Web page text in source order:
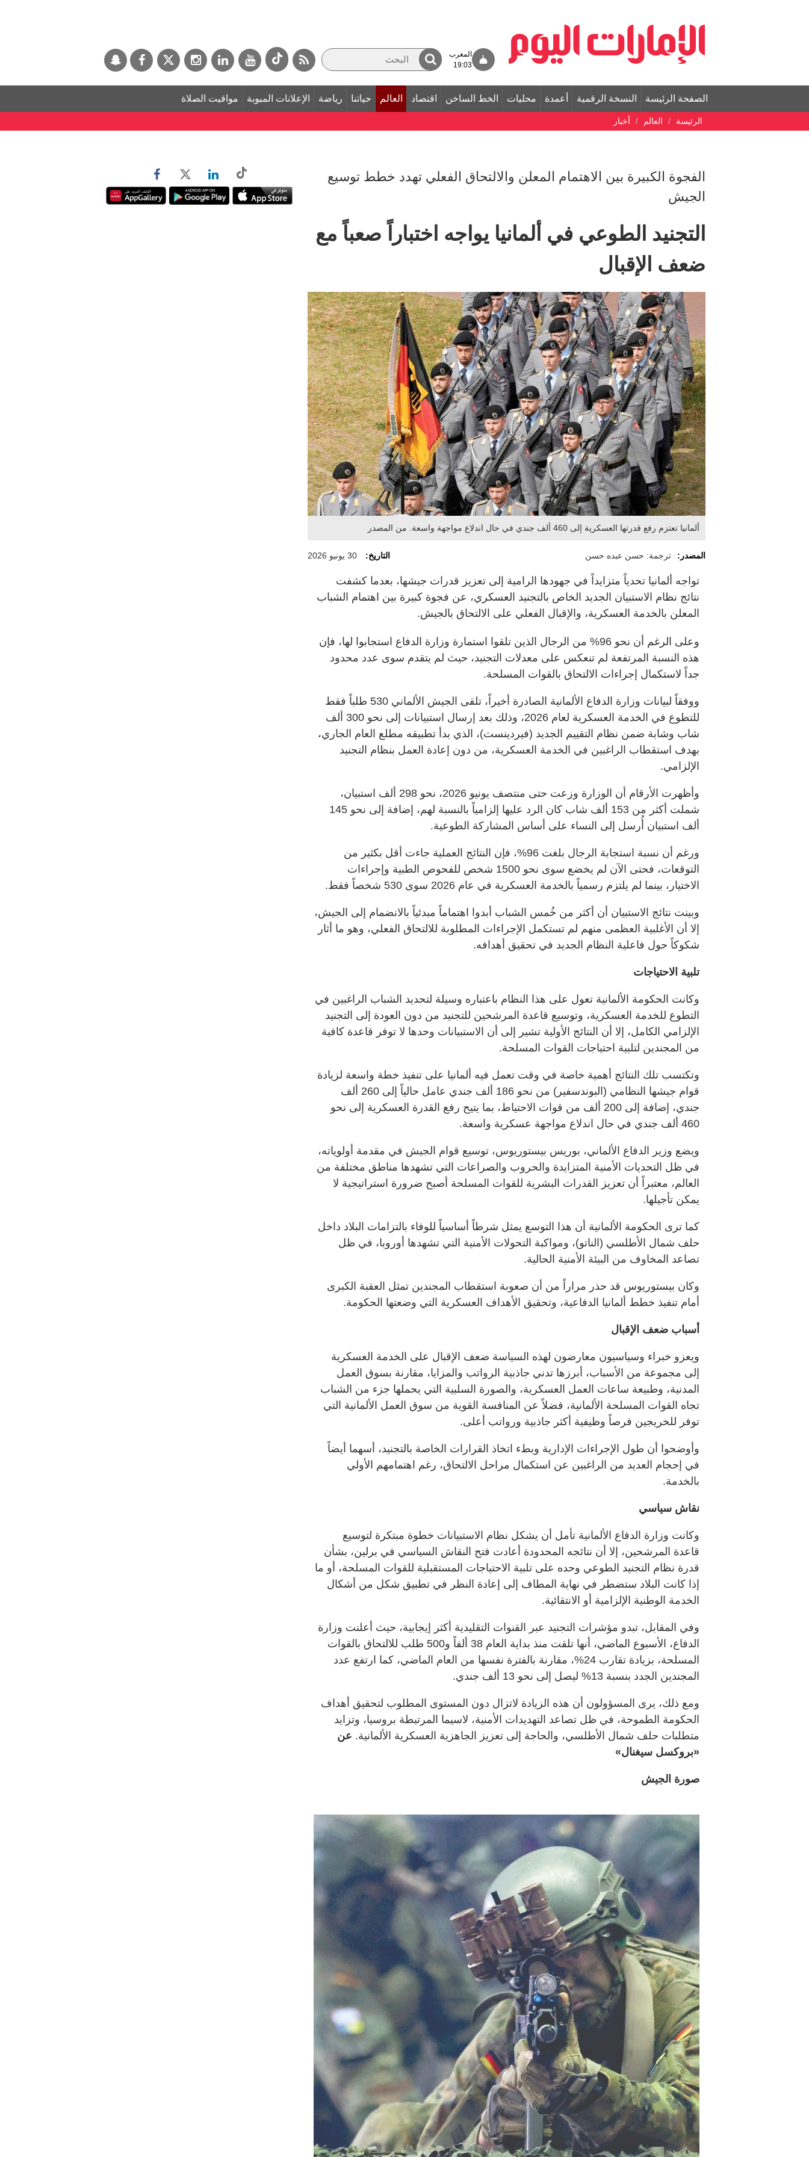
المغرب
19:03
الصفحة الرئيسة النسخة الرقمية أعمدة محليات الخط الساخن اقتصاد العالم حياتنا رياضة الإعلانات المبوبة مواقيت الصلاة
الرئيسة العالم أخبار
الفجوة الكبيرة بين الاهتمام المعلن والالتحاق الفعلي تهدد خطط توسيع
الجيش
التجنيد الطوعي في ألمانيا يواجه اختباراً صعباً مع
ضعف الإقبال
ألمانيا تعتزم رفع قدرتها العسكرية إلى 460 ألف جندي في حال اندلاع مواجهة واسعة. من المصدر
المصدر: ترجمة: حسن عبده حسن التاريخ: 30 يونيو 2026
تواجه ألمانيا تحدياً متزايداً في جهودها الرامية إلى تعزيز قدرات جيشها، بعدما كشفت
نتائج نظام الاستبيان الجديد الخاص بالتجنيد العسكري، عن فجوة كبيرة بين اهتمام الشباب
المعلن بالخدمة العسكرية، والإقبال الفعلي على الالتحاق بالجيش.
وعلى الرغم أن نحو 96% من الرجال الذين تلقوا استمارة وزارة الدفاع استجابوا لها، فإن
هذه النسبة المرتفعة لم تنعكس على معدلات التجنيد، حيث لم يتقدم سوى عدد محدود
جداً لاستكمال إجراءات الالتحاق بالقوات المسلحة.
ووفقاً لبيانات وزارة الدفاع الألمانية الصادرة أخيراً، تلقى الجيش الألماني 530 طلباً فقط
للتطوع في الخدمة العسكرية لعام 2026، وذلك بعد إرسال استبيانات إلى نحو 300 ألف
شاب وشابة ضمن نظام التقييم الجديد (فيردينست)، الذي بدأ تطبيقه مطلع العام الجاري،
بهدف استقطاب الراغبين في الخدمة العسكرية، من دون إعادة العمل بنظام التجنيد
الإلزامي.
وأظهرت الأرقام أن الوزارة وزعت حتى منتصف يونيو 2026، نحو 298 ألف استبيان،
شملت أكثر من 153 ألف شاب كان الرد عليها إلزامياً بالنسبة لهم، إضافة إلى نحو 145
ألف استبيان أُرسل إلى النساء على أساس المشاركة الطوعية.
ورغم أن نسبة استجابة الرجال بلغت 96%، فإن النتائج العملية جاءت أقل بكثير من
التوقعات، فحتى الآن لم يخضع سوى نحو 1500 شخص للفحوص الطبية وإجراءات
الاختيار، بينما لم يلتزم رسمياً بالخدمة العسكرية في عام 2026 سوى 530 شخصاً فقط.
وبينت نتائج الاستبيان أن أكثر من خُمس الشباب أبدوا اهتماماً مبدئياً بالانضمام إلى الجيش،
إلا أن الأغلبية العظمى منهم لم تستكمل الإجراءات المطلوبة للالتحاق الفعلي، وهو ما أثار
شكوكاً حول فاعلية النظام الجديد في تحقيق أهدافه.
تلبية الاحتياجات
وكانت الحكومة الألمانية تعول على هذا النظام باعتباره وسيلة لتحديد الشباب الراغبين في
التطوع للخدمة العسكرية، وتوسيع قاعدة المرشحين للتجنيد من دون العودة إلى التجنيد
الإلزامي الكامل، إلا أن النتائج الأولية تشير إلى أن الاستبيانات وحدها لا توفر قاعدة كافية
من المجندين لتلبية احتياجات القوات المسلحة.
وتكتسب تلك النتائج أهمية خاصة في وقت تعمل فيه ألمانيا على تنفيذ خطة واسعة لزيادة
قوام جيشها النظامي (البوندسفير) من نحو 186 ألف جندي عامل حالياً إلى 260 ألف
جندي، إضافة إلى 200 ألف من قوات الاحتياط، بما يتيح رفع القدرة العسكرية إلى نحو
460 ألف جندي في حال اندلاع مواجهة عسكرية واسعة.
ويضع وزير الدفاع الألماني، بوريس بيستوريوس، توسيع قوام الجيش في مقدمة أولوياته،
في ظل التحديات الأمنية المتزايدة والحروب والصراعات التي تشهدها مناطق مختلفة من
العالم، معتبراً أن تعزيز القدرات البشرية للقوات المسلحة أصبح ضرورة استراتيجية لا
يمكن تأجيلها.
كما ترى الحكومة الألمانية أن هذا التوسع يمثل شرطاً أساسياً للوفاء بالتزامات البلاد داخل
حلف شمال الأطلسي (الناتو)، ومواكبة التحولات الأمنية التي تشهدها أوروبا، في ظل
تصاعد المخاوف من البيئة الأمنية الحالية.
وكان بيستوريوس قد حذر مراراً من أن صعوبة استقطاب المجندين تمثل العقبة الكبرى
أمام تنفيذ خطط ألمانيا الدفاعية، وتحقيق الأهداف العسكرية التي وضعتها الحكومة.
أسباب ضعف الإقبال
ويعزو خبراء وسياسيون معارضون لهذه السياسة ضعف الإقبال على الخدمة العسكرية
إلى مجموعة من الأسباب، أبرزها تدني جاذبية الرواتب والمزايا، مقارنة بسوق العمل
المدنية، وطبيعة ساعات العمل العسكرية، والصورة السلبية التي يحملها جزء من الشباب
تجاه القوات المسلحة الألمانية، فضلاً عن المنافسة القوية من سوق العمل الألمانية التي
توفر للخريجين فرصاً وظيفية أكثر جاذبية ورواتب أعلى.
وأوضحوا أن طول الإجراءات الإدارية وبطء اتخاذ القرارات الخاصة بالتجنيد، أسهما أيضاً
في إحجام العديد من الراغبين عن استكمال مراحل الالتحاق، رغم اهتمامهم الأولي
بالخدمة.
نقاش سياسي
وكانت وزارة الدفاع الألمانية تأمل أن يشكل نظام الاستبيانات خطوة مبتكرة لتوسيع
قاعدة المرشحين، إلا أن نتائجه المحدودة أعادت فتح النقاش السياسي في برلين، بشأن
قدرة نظام التجنيد الطوعي وحده على تلبية الاحتياجات المستقبلية للقوات المسلحة، أو ما
إذا كانت البلاد ستضطر في نهاية المطاف إلى إعادة النظر في تطبيق شكل من أشكال
الخدمة الوطنية الإلزامية أو الانتقائية.
وفي المقابل، تبدو مؤشرات التجنيد عبر القنوات التقليدية أكثر إيجابية، حيث أعلنت وزارة
الدفاع، الأسبوع الماضي، أنها تلقت منذ بداية العام 38 ألفاً و500 طلب للالتحاق بالقوات
المسلحة، بزيادة تقارب 24%، مقارنة بالفترة نفسها من العام الماضي، كما ارتفع عدد
المجندين الجدد بنسبة 13% ليصل إلى نحو 13 ألف جندي.
ومع ذلك، يرى المسؤولون أن هذه الزيادة لاتزال دون المستوى المطلوب لتحقيق أهداف
الحكومة الطموحة، في ظل تصاعد التهديدات الأمنية، لاسيما المرتبطة بروسيا، وتزايد
متطلبات حلف شمال الأطلسي، والحاجة إلى تعزيز الجاهزية العسكرية الألمانية. عن
«بروكسل سيغنال»
صورة الجيش